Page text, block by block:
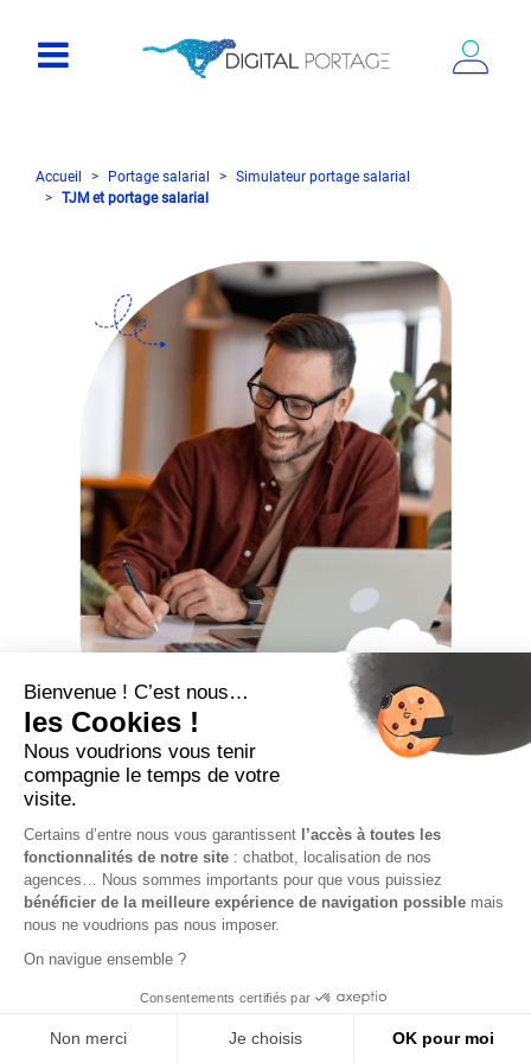
Accueil Portage salarial
Simulateur portage salarial
TJM et portage salarial
TJM et portage
salarial
Indissociable de la gestion d’une activité de
freelance, le Taux Journalier Moyen
fixer précisément vos tarifs tout en assurant votre
rentabilité et votre crédibilité auprès des entreprises.
porté !